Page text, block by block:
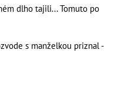
dlho tajili... Tomuto po
s manželkou priznal -